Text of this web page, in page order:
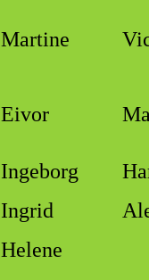
Martine
Eivor
Ingeborg
Ingrid
Helene